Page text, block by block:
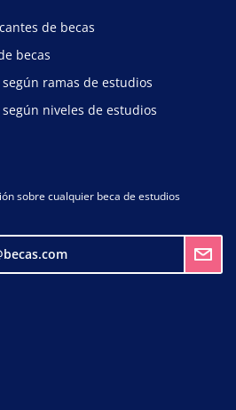
de becas
becas
ramas de estudios
niveles de estudios
sobre cualquier beca de estudios